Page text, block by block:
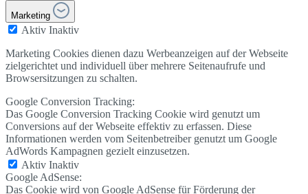
Marketing
Aktiv Inaktiv
Marketing Cookies dienen dazu Werbeanzeigen auf der Webseite
zielgerichtet und individuell über mehrere Seitenaufrufe und
Browsersitzungen zu schalten.
Google Conversion Tracking:
Das Google Conversion Tracking Cookie wird genutzt um
Conversions auf der Webseite effektiv zu erfassen. Diese
Informationen werden vom Seitenbetreiber genutzt um Google
AdWords Kampagnen gezielt einzusetzen.
Aktiv Inaktiv
Google AdSense:
Das Cookie wird von Google AdSense für Förderung der